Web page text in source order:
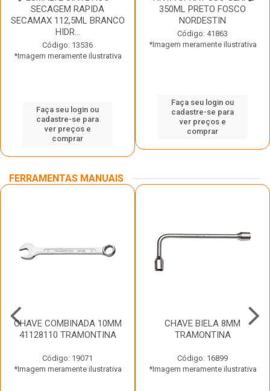
SECAGEM RAPIDA
SECAMAX 112,5ML BRANCO
HIDR...
Código: 13536
*Imagem meramente ilustrativa
Faça seu login ou
cadastre-se para
ver preços e
comprar
350ML PRETO FOSCO
NORDESTIN
Código: 41863
*Imagem meramente ilustrativa
Faça seu login ou
cadastre-se para
ver preços e
comprar
FERRAMENTAS MANUAIS
CHAVE COMBINADA 10MM
41128110 TRAMONTINA
Código: 19071
*Imagem meramente ilustrativa
CHAVE BIELA 8MM
TRAMONTINA
Código: 16899
*Imagem meramente ilustrativa